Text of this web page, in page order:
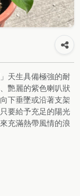
天生具備極強的耐
艷麗的紫色喇叭狀
下垂墜或沿著支架
要給予充足的陽光
充滿熱帶風情的浪